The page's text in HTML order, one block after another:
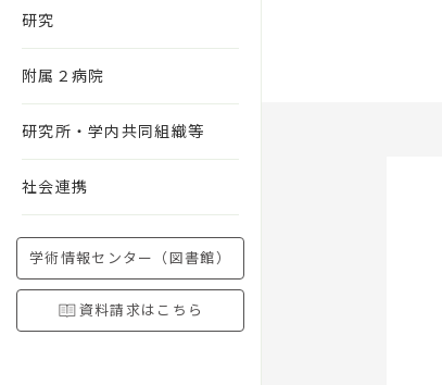
研究
附属２病院
研究所・学内共同組織等
社会連携
学術情報センター（図書館）
資料請求はこちら